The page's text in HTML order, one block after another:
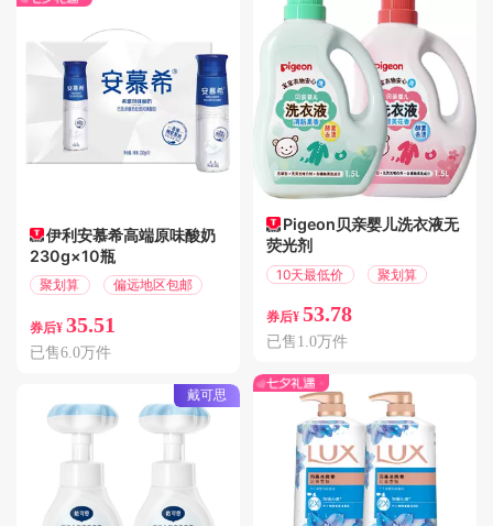
伊利安慕希高端原味酸奶
230g×10瓶
聚划算 偏远地区包邮
券后¥ 35.51
已售6.0万件
戴可思
Pigeon贝亲婴儿洗衣液无
荧光剂
10天最低价 聚划算
券后¥ 53.78
已售1.0万件